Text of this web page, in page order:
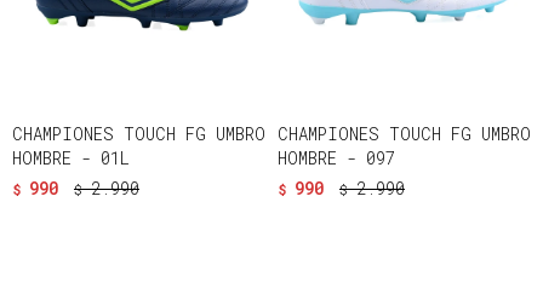
CHAMPIONES TOUCH FG UMBRO
HOMBRE - 01L
$ 990 $ 2.990
CHAMPIONES TOUCH FG UMBRO
HOMBRE - 097
$ 990 $ 2.990